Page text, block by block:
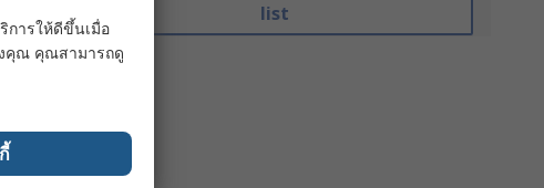
list
การให้ดีขึ้นเมื่อ
คุณ คุณสามารถดู